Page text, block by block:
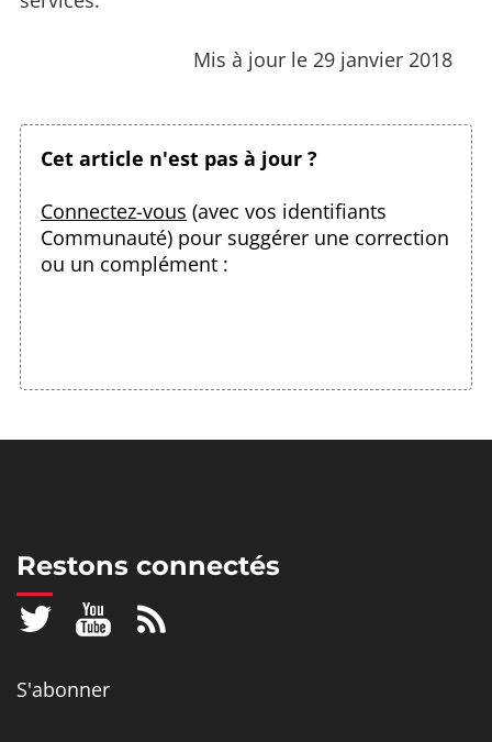
Mis à jour le 29 janvier 2018
Cet article n'est pas à jour ?
Connectez-vous (avec vos identifiants
Communauté) pour suggérer une correction
ou un complément :
Restons connectés
S'abonner